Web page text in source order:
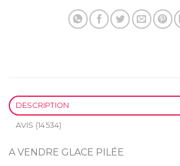
DESCRIPTION
AVIS (14534)
A VENDRE GLACE PILÉE